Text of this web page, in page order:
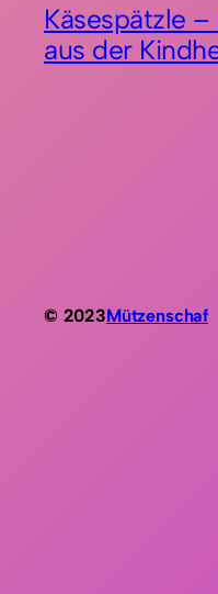
Käsespätzle
aus der
© 2023Mützenschaf